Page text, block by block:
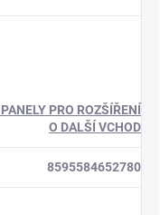
PRO ROZŠÍŘENÍ
O DALŠÍ VCHOD
8595584652780